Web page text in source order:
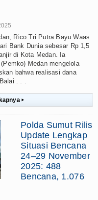
Rico Tri Putra Bayu Waas
Bank Dunia sebesar Rp 1,5
di Kota Medan. Ia
Medan mengelola
bahwa realisasi dana
. . .
▸
Polda Sumut Rilis
Update Lengkap
Situasi Bencana
24–29 November
2025: 488
Bencana, 1.076